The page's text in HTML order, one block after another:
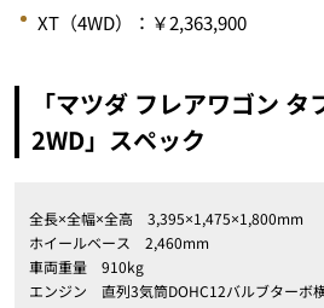
XT（4WD）：￥2,363,900
「マツダ フレアワゴン タ
2WD」スペック
全長×全幅×全高 3,395×1,475×1,800mm
ホイールベース 2,460mm
車両重量 910kg
エンジン 直列3気筒DOHC12バルブターボ